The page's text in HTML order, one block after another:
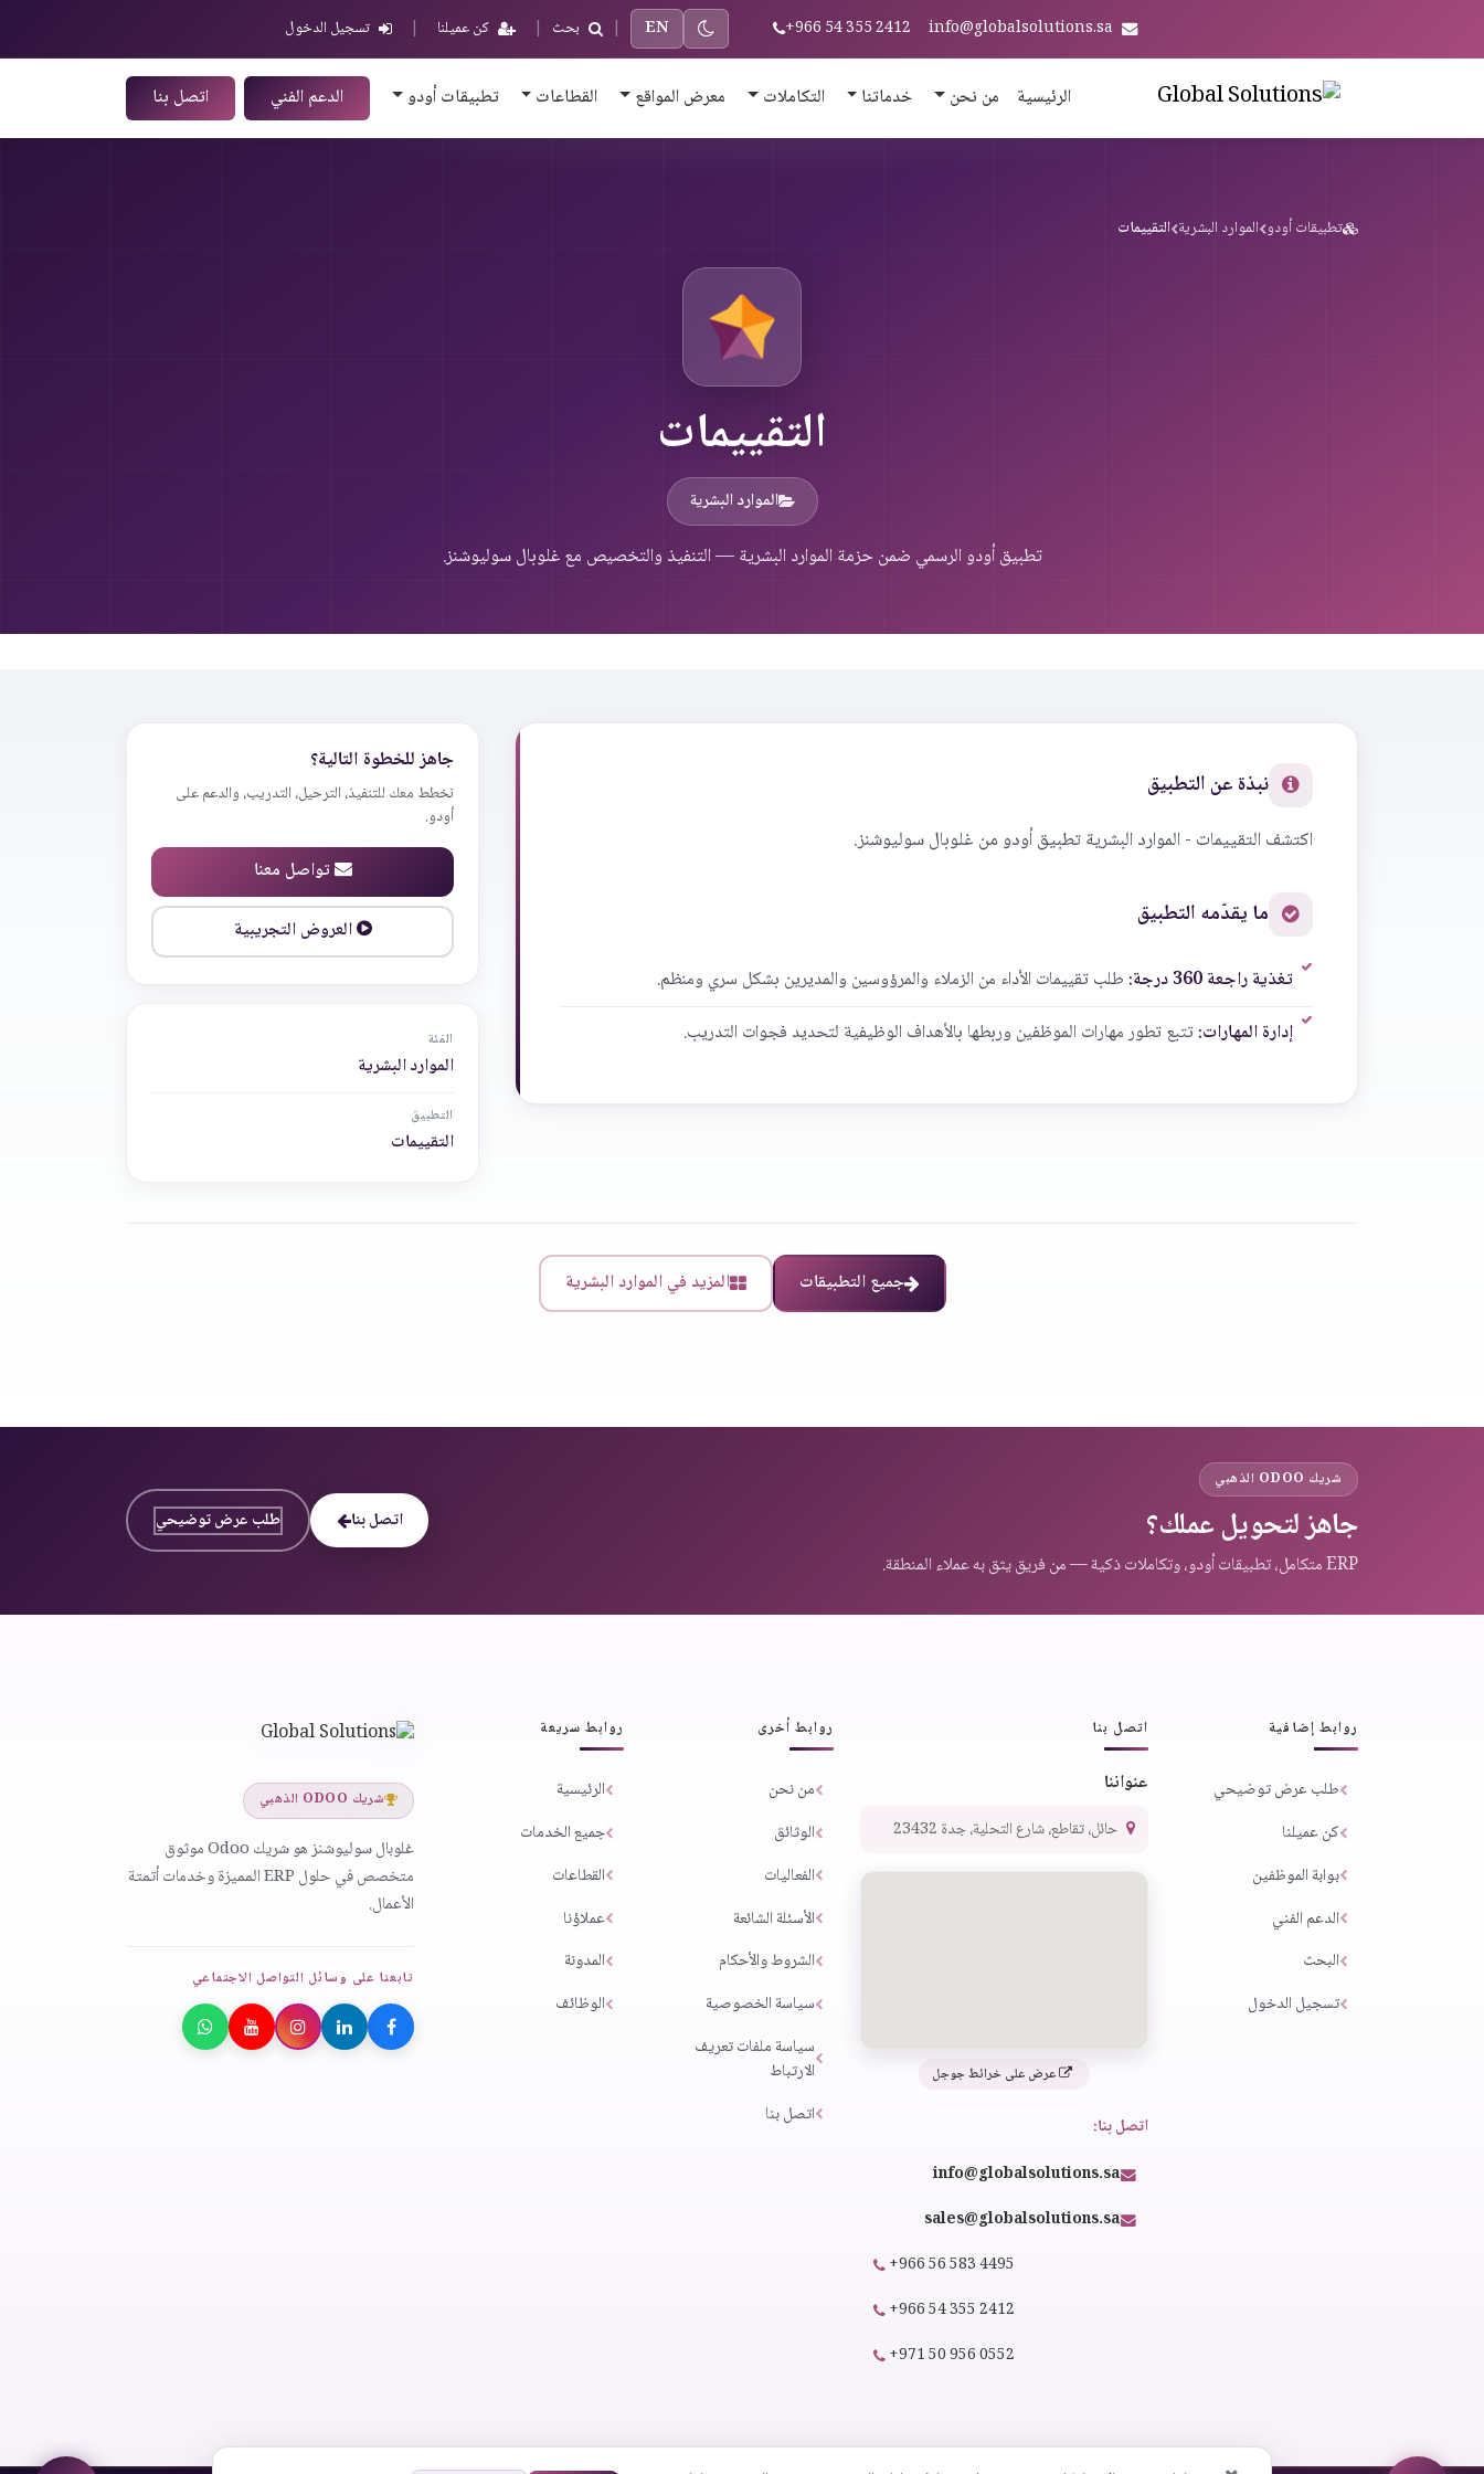
info@globalsolutions.sa
+966 54 355 2412
EN
| بحث | كن عميلنا | تسجيل الدخول
الرئيسية من نحن خدماتنا التكاملات معرض المواقع القطاعات تطبيقات أودو الدعم الفني اتصل بنا
تطبيقات أودو الموارد البشرية التقييمات
التقييمات
الموارد البشرية
تطبيق أودو الرسمي ضمن حزمة الموارد البشرية — التنفيذ والتخصيص مع غلوبال سوليوشنز.
نبذة عن التطبيق
اكتشف التقييمات - الموارد البشرية تطبيق أودو من غلوبال سوليوشنز.
ما يقدّمه التطبيق
تغذية راجعة 360 درجة:
طلب تقييمات الأداء من الزملاء والمرؤوسين والمديرين بشكل سري ومنظم.
إدارة المهارات:تتبع تطور مهارات الموظفين وربطها بالأهداف الوظيفية لتحديد فجوات التدريب.
جاهز للخطوة التالية؟
نخطط معك للتنفيذ، الترحيل، التدريب، والدعم على
أودو.
تواصل معنا
العروض التجريبية
الفئة
الموارد البشرية
التطبيق
التقييمات
جميع التطبيقات المزيد في الموارد البشرية
شريك ODOO الذهبي
جاهز لتحويل عملك؟
ERP متكامل، تطبيقات أودو، وتكاملات ذكية — من فريق يثق به عملاء المنطقة.
اتصل بنا طلب عرض توضيحي
شريك ODOO الذهبي
غلوبال سوليوشنز هو شريك Odoo موثوق
متخصص في حلول ERP المميزة وخدمات أتمتة
الأعمال.
تابعنا على وسائل التواصل الاجتماعي
روابط سريعة
الرئيسية
جميع الخدمات
القطاعات
عملاؤنا
المدونة
الوظائف
روابط أخرى
من نحن
الوثائق
الفعاليات
الأسئلة الشائعة
الشروط والأحكام
سياسة الخصوصية
سياسة ملفات تعريف
الارتباط
اتصل بنا
اتصل بنا
عنواننا
حائل، تقاطع، شارع التحلية، جدة 23432
عرض على خرائط جوجل
اتصل بنا:
info@globalsolutions.sa
sales@globalsolutions.sa
+966 56 583 4495
+966 54 355 2412
+971 50 956 0552
روابط إضافية
طلب عرض توضيحي
كن عميلنا
بوابة الموظفين
الدعم الفني
البحث
تسجيل الدخول